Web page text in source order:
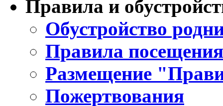
Правила и
Обустройство
Правила
Размещение
Пожертвования